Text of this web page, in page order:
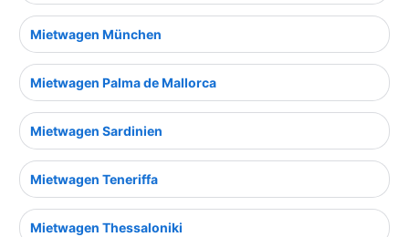
Mietwagen München
Mietwagen Palma de Mallorca
Mietwagen Sardinien
Mietwagen Teneriffa
Mietwagen Thessaloniki